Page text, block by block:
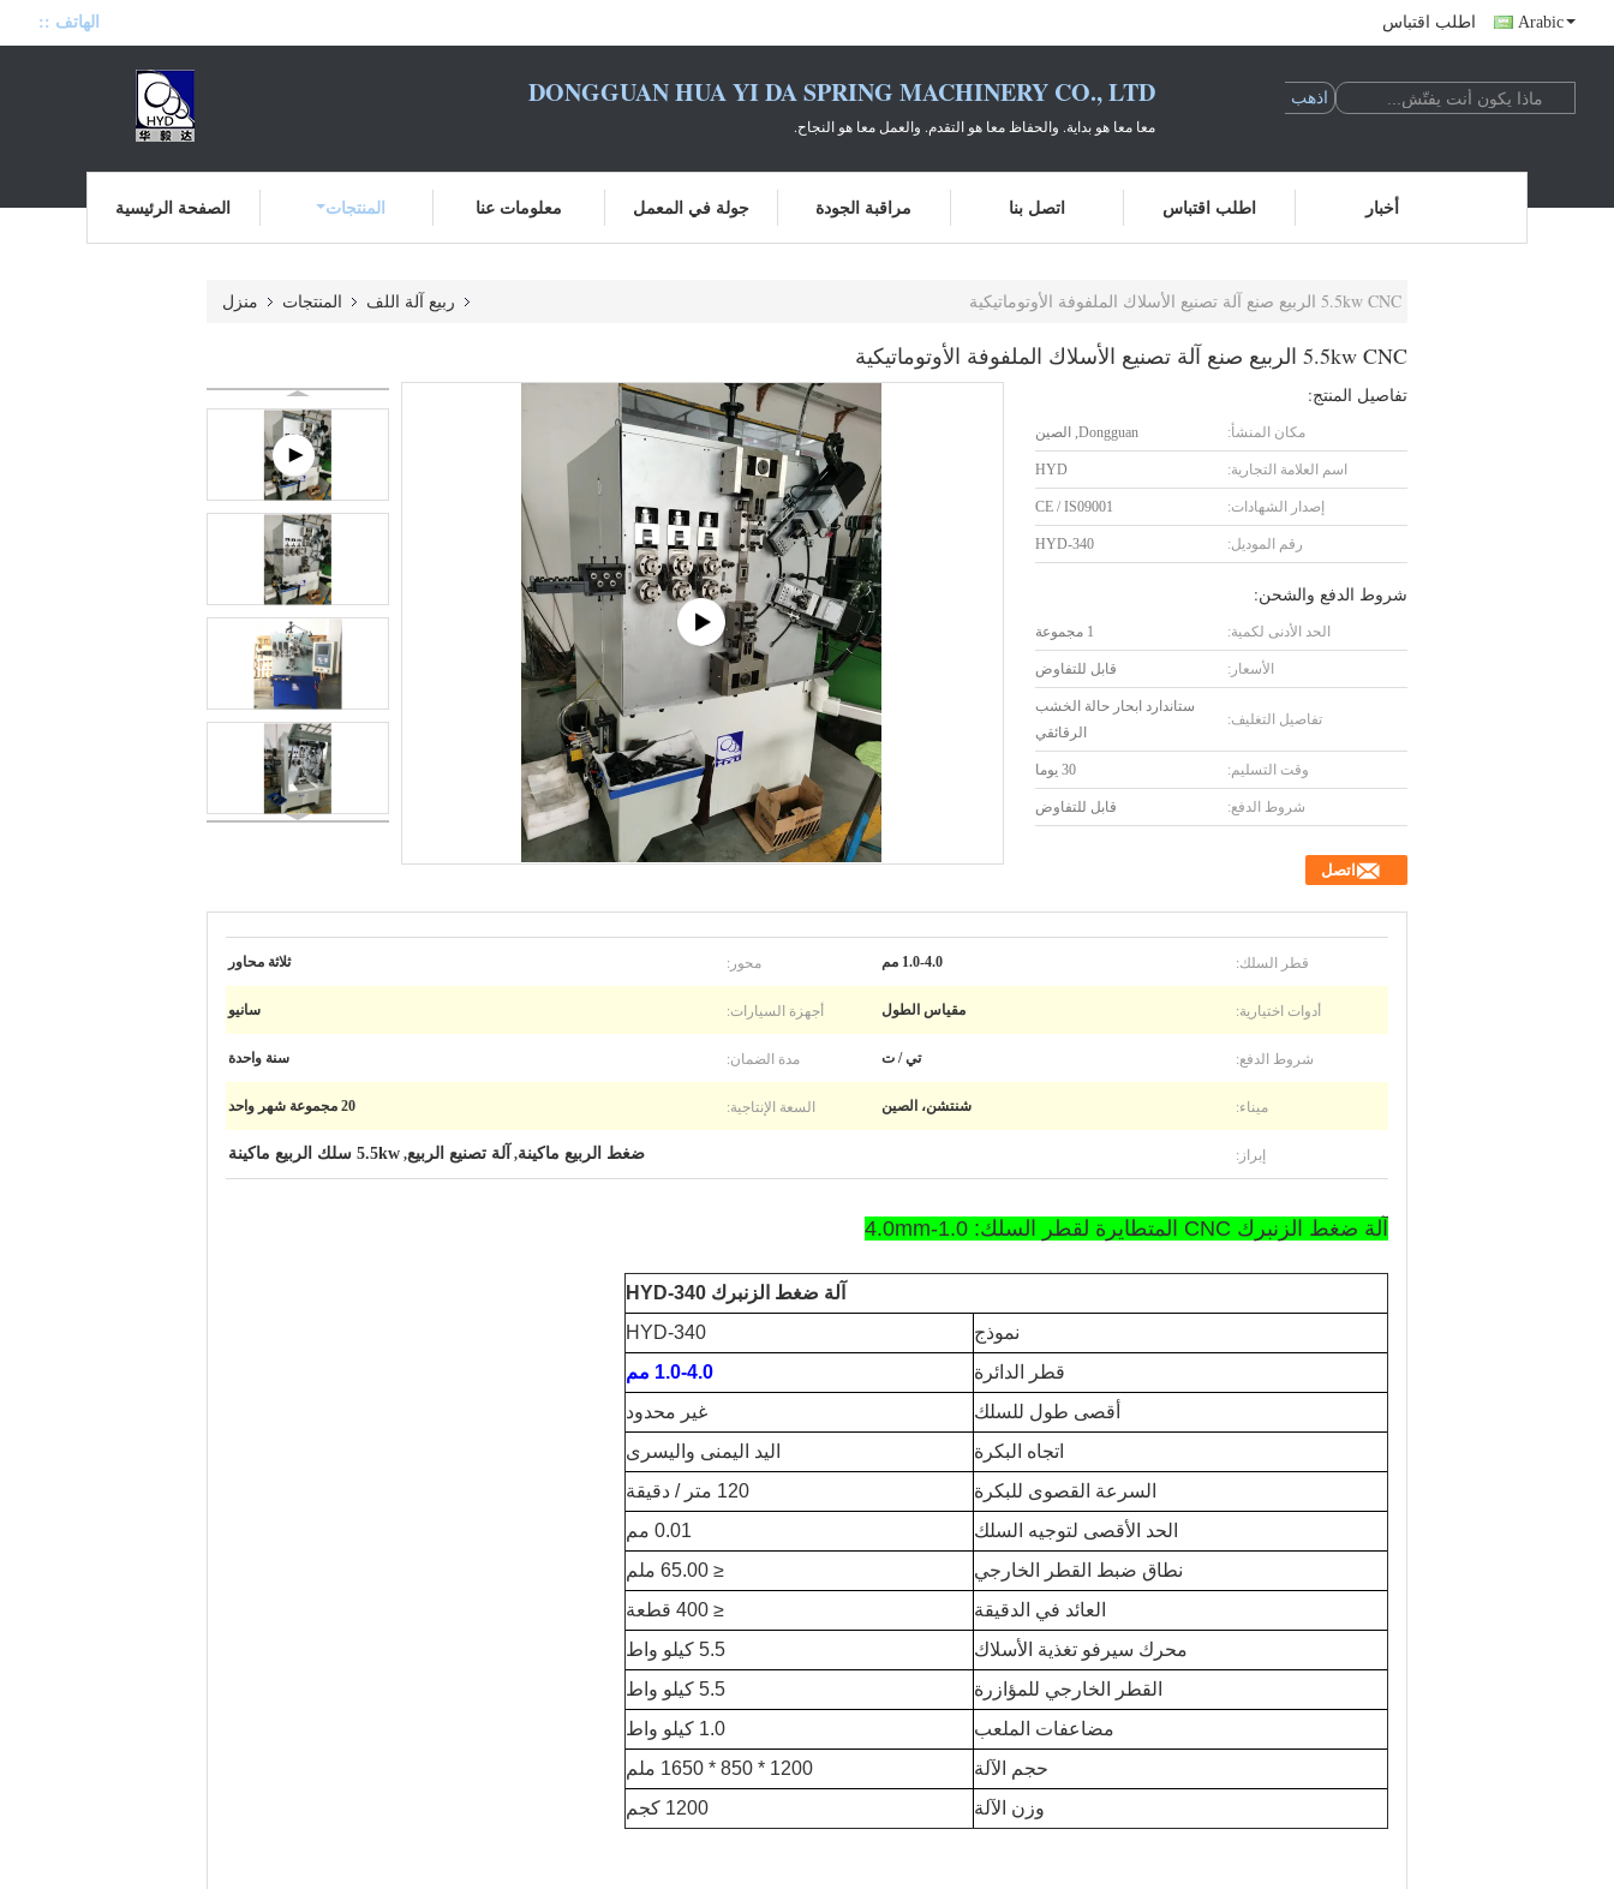
الهاتف :: اطلب اقتباس Arabic
DONGGUAN HUA YI DA SPRING MACHINERY CO., LTD
معا معا هو بداية. والحفاظ معا هو التقدم. والعمل معا هو النجاح.
الصفحة الرئيسية المنتجات معلومات عنا جولة في المعمل مراقبة الجودة اتصل بنا اطلب اقتباس أخبار
منزل المنتجات ربيع آلة اللف 5.5kw CNC الربيع صنع آلة تصنيع الأسلاك الملفوفة الأوتوماتيكية
5.5kw CNC الربيع صنع آلة تصنيع الأسلاك الملفوفة الأوتوماتيكية
تفاصيل المنتج:
مكان المنشأ: Dongguan, الصين
اسم العلامة التجارية: HYD
إصدار الشهادات: CE / IS09001
رقم الموديل: HYD-340
شروط الدفع والشحن:
الحد الأدنى لكمية: 1 مجموعة
الأسعار: قابل للتفاوض
تفاصيل التغليف:
ستاندارد ابحار حالة الخشب
الرقائقي
وقت التسليم: 30 يوما
شروط الدفع: قابل للتفاوض
اتصل
قطر السلك: 1.0-4.0 مم محور: ثلاثة محاور
أدوات اختيارية: مقياس الطول أجهزة السيارات: سانيو
شروط الدفع: تي / ت مدة الضمان: سنة واحدة
ميناء: شنتشن، الصين السعة الإنتاجية: 20 مجموعة شهر واحد
إبراز: ضغط الربيع ماكينة, آلة تصنيع الربيع, 5.5kw سلك الربيع ماكينة
آلة ضغط الزنبرك CNC المتطايرة لقطر السلك: 1.0-4.0mm
آلة ضغط الزنبرك HYD-340
نموذج
HYD-340
قطر الدائرة
1.0-4.0 مم
أقصى طول للسلك
غير محدود
اتجاه البكرة
اليد اليمنى واليسرى
السرعة القصوى للبكرة
120 متر / دقيقة
الحد الأقصى لتوجيه السلك
0.01 مم
نطاق ضبط القطر الخارجي
≤ 65.00 ملم
العائد في الدقيقة
≤ 400 قطعة
محرك سيرفو تغذية الأسلاك
5.5 كيلو واط
القطر الخارجي للمؤازرة
5.5 كيلو واط
مضاعفات الملعب
1.0 كيلو واط
حجم الآلة
1200 * 850 * 1650 ملم
وزن الآلة
1200 كجم